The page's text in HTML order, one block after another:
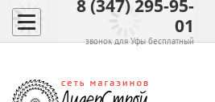
8 (347) 295-95-
01
звонок для Уфы бесплатный